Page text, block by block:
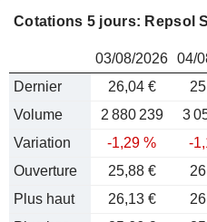
Cotations 5 jours: Repsol
03/08/2026 04/
Dernier
26,04 €
Volume
2 880 239 3
Variation
-1,29 % -
Ouverture
25,88 €
Plus haut
26,13 €